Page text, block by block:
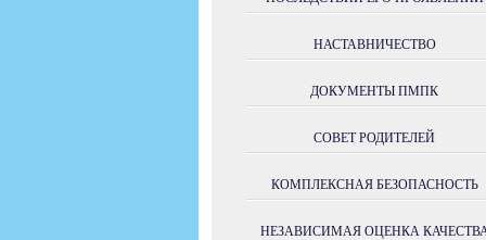
НАСТАВНИЧЕСТВО
ДОКУМЕНТЫ ПМПК
СОВЕТ РОДИТЕЛЕЙ
КОМПЛЕКСНАЯ БЕЗОПАСНОСТЬ
НЕЗАВИСИМАЯ ОЦЕНКА